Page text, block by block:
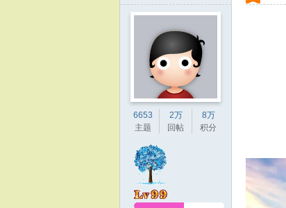
6653
主题
2万
回帖
8万
积分